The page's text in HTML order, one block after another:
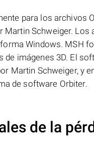
para los archivos
Schweiger. Los
Windows. MSH
imágenes 3D. El
Martin Schweiger, y
de software Orbiter.
de la